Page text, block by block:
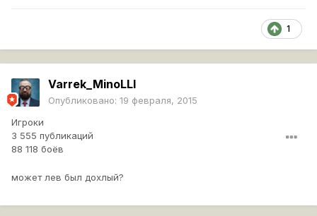
1
Varrek_MinoLLl
Опубликовано: 19 февраля, 2015
Игроки
3 555 публикаций
88 118 боёв
может лев был дохлый?